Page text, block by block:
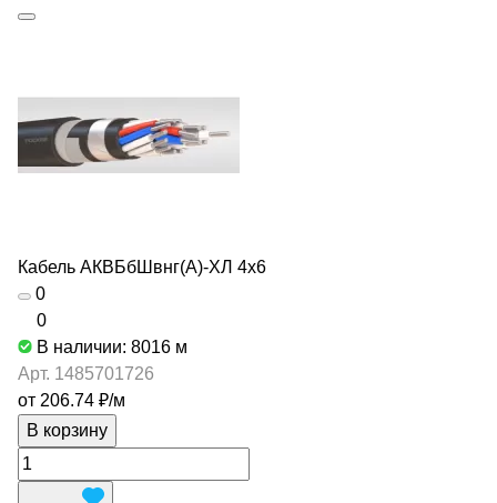
Кабель АКВБбШвнг(А)-ХЛ 4х6
0
0
В наличии: 8016 м
Арт. 1485701726
от 206.74 ₽/м
В корзину